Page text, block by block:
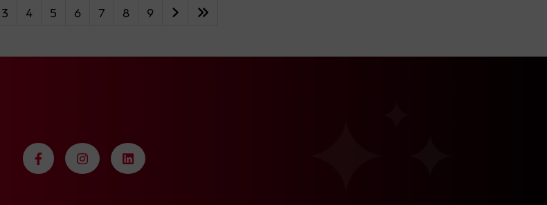
3 4 5 6 7 8 9